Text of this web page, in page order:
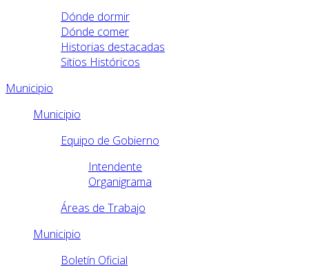
Dónde dormir
Dónde comer
Historias destacadas
Sitios Históricos
Municipio
Municipio
Equipo de Gobierno
Intendente
Organigrama
Áreas de Trabajo
Municipio
Boletín Oficial